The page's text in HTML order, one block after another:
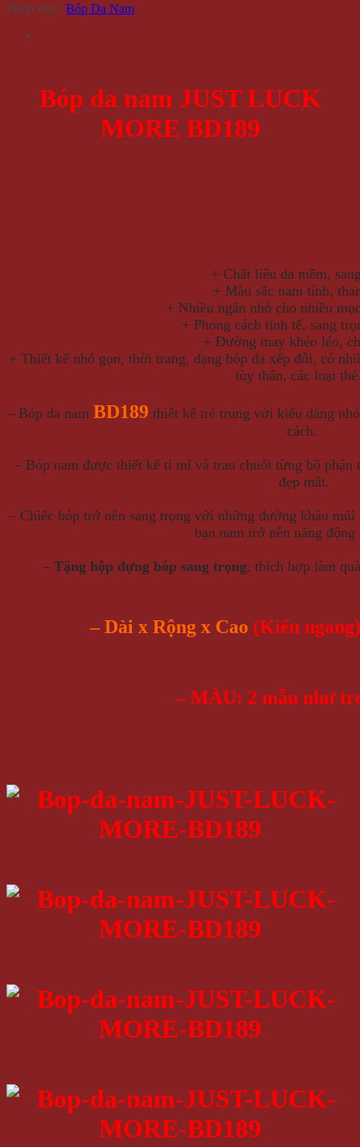
Danh mục: Bóp Da Nam
Bóp da nam JUST LUCK
MORE BD189
+ Chất liệu da mềm,
+ Màu sắc nam tính,
+ Nhiều ngăn nhỏ cho nhiều
+ Phong cách tinh tế, sang
+ Đường may khéo léo,
+ Thiết kế nhỏ gọn, thời trang, dạng bóp da xếp đôi, có
tùy thân, các loại
– Bóp da nam BD189 thiết kế trẻ trung với kiểu dáng
cách.
– Bóp nam được thiết kế tỉ mỉ và trau chuốt từng bộ
đẹp mắt.
– Chiếc bóp trở nên sang trọng với những đường khâu
bạn nam trở nên năng
– Tặng hộp đựng bóp sang trọng, thích hợp làm
– Dài x Rộng x Cao (Kiểu
– MÀU: 2 mẫu như